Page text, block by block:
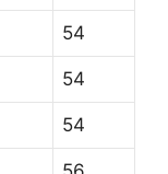
54
54
54